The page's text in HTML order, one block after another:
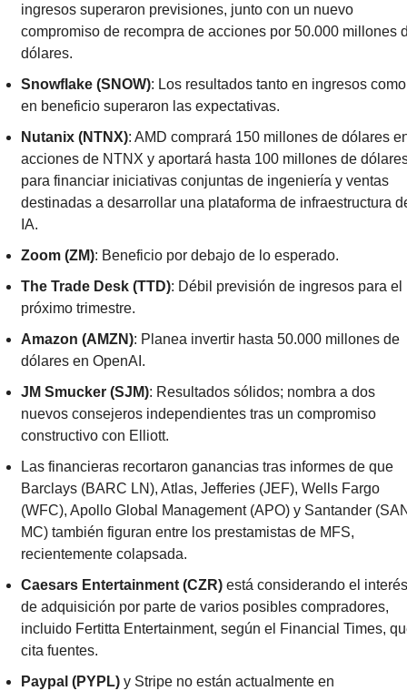
ingresos superaron previsiones, junto con un nuevo
compromiso de recompra de acciones por 50.000 millones
dólares.
Snowflake (SNOW): Los resultados tanto en ingresos como
en beneficio superaron las expectativas.
Nutanix (NTNX): AMD comprará 150 millones de dólares
acciones de NTNX y aportará hasta 100 millones de
para financiar iniciativas conjuntas de ingeniería y ventas
destinadas a desarrollar una plataforma de infraestructura
IA.
Zoom (ZM): Beneficio por debajo de lo esperado.
The Trade Desk (TTD): Débil previsión de ingresos para el
próximo trimestre.
Amazon (AMZN): Planea invertir hasta 50.000 millones de
dólares en OpenAI.
JM Smucker (SJM): Resultados sólidos; nombra a dos
nuevos consejeros independientes tras un compromiso
constructivo con Elliott.
Las financieras recortaron ganancias tras informes de que
Barclays (BARC LN), Atlas, Jefferies (JEF), Wells Fargo
(WFC), Apollo Global Management (APO) y Santander
MC) también figuran entre los prestamistas de MFS,
recientemente colapsada.
Caesars Entertainment (CZR) está considerando el interés
de adquisición por parte de varios posibles compradores,
incluido Fertitta Entertainment, según el Financial Times,
cita fuentes.
Paypal (PYPL) y Stripe no están actualmente en